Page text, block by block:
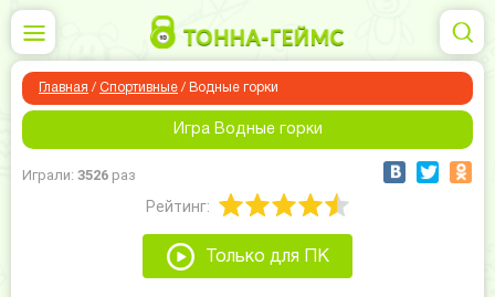
Главная / Спортивные / Водные горки
Игра Водные горки
Играли: 3526 раз
Рейтинг:
Только для ПК